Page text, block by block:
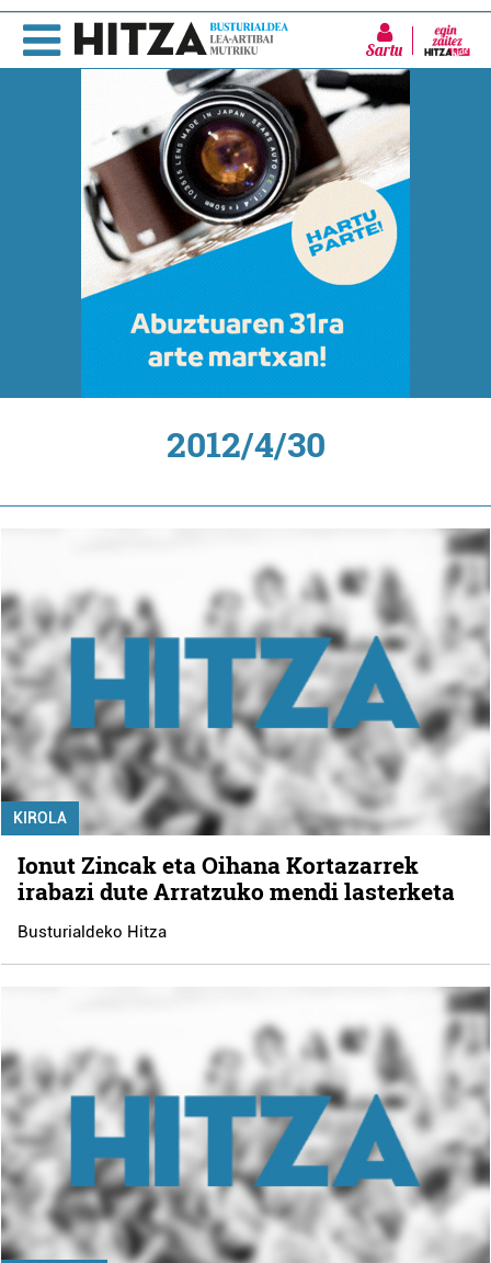
Sartu
2012/4/30
KIROLA
Ionut Zincak eta Oihana Kortazarrek
irabazi dute Arratzuko mendi lasterketa
Busturialdeko Hitza